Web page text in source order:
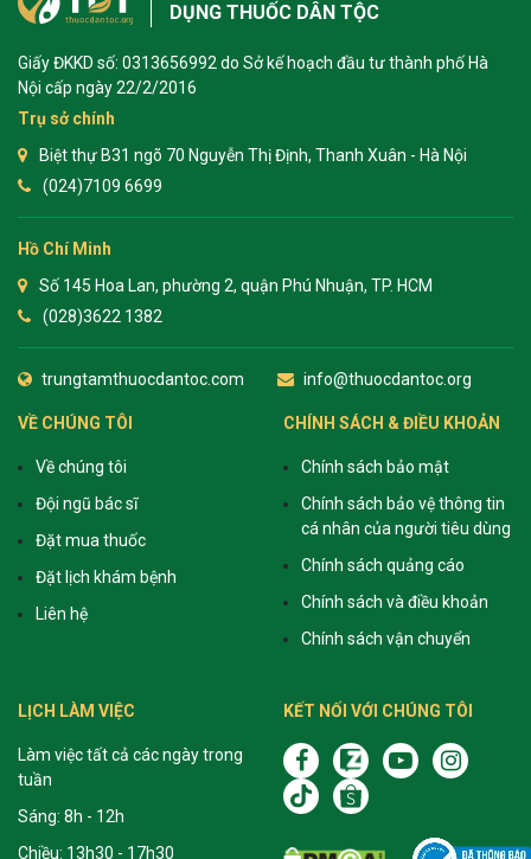
DỤNG THUỐC DÂN TỘC
Giấy ĐKKD số: 0313656992 do Sở kế hoạch đầu tư thành phố Hà
Nội cấp ngày 22/2/2016
Trụ sở chính
Biệt thự B31 ngõ 70 Nguyễn Thị Định, Thanh Xuân - Hà Nội
(024)7109 6699
Hồ Chí Minh
Số 145 Hoa Lan, phường 2, quận Phú Nhuận, TP. HCM
(028)3622 1382
trungtamthuocdantoc.com info@thuocdantoc.org
VỀ CHÚNG TÔI
Về chúng tôi
Đội ngũ bác sĩ
Đặt mua thuốc
Đặt lịch khám bệnh
Liên hệ
CHÍNH SÁCH & ĐIỀU KHOẢN
Chính sách bảo mật
Chính sách bảo vệ thông tin
cá nhân của người tiêu dùng
Chính sách quảng cáo
Chính sách và điều khoản
Chính sách vận chuyển
LỊCH LÀM VIỆC
Làm việc tất cả các ngày trong
tuần
Sáng: 8h - 12h
Chiều: 13h30 - 17h30
KẾT NỐI VỚI CHÚNG TÔI